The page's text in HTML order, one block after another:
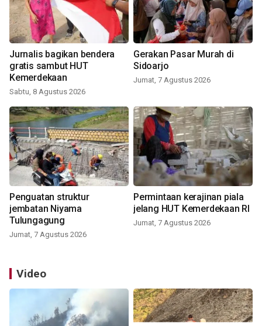
Jurnalis bagikan bendera
gratis sambut HUT
Kemerdekaan
Sabtu, 8 Agustus 2026
Gerakan Pasar Murah di
Sidoarjo
Jumat, 7 Agustus 2026
Penguatan struktur
jembatan Niyama
Tulungagung
Jumat, 7 Agustus 2026
Permintaan kerajinan piala
jelang HUT Kemerdekaan RI
Jumat, 7 Agustus 2026
Video